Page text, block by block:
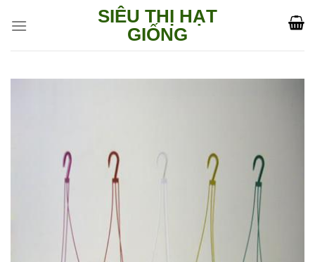
SIÊU THỊ HẠT
GIỐNG